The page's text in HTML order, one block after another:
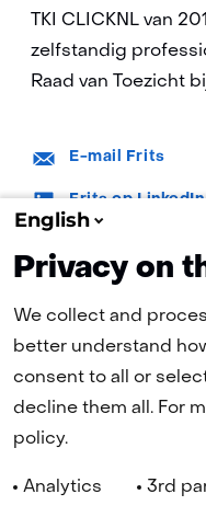
TKI CLICKNL van
zelfstandig
Raad van Toezicht
E-
mail:
E-mail Frits
LinkedIn:
Frits op LinkedIn
(naar homepage)
Navigatie
CookiesPrivacy
English
Privacy on
We collect and
better understand
consent to all or
decline them all. For
policy.
Analytics 3rd